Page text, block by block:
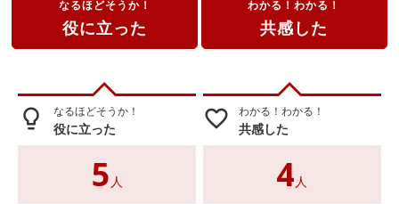
なるほどそうか！
役に立った
わかる！わかる！
共感した
lightbulb_outline なるほどそうか！
役に立った
5 人
favorite_border わかる！わかる！
共感した
4人